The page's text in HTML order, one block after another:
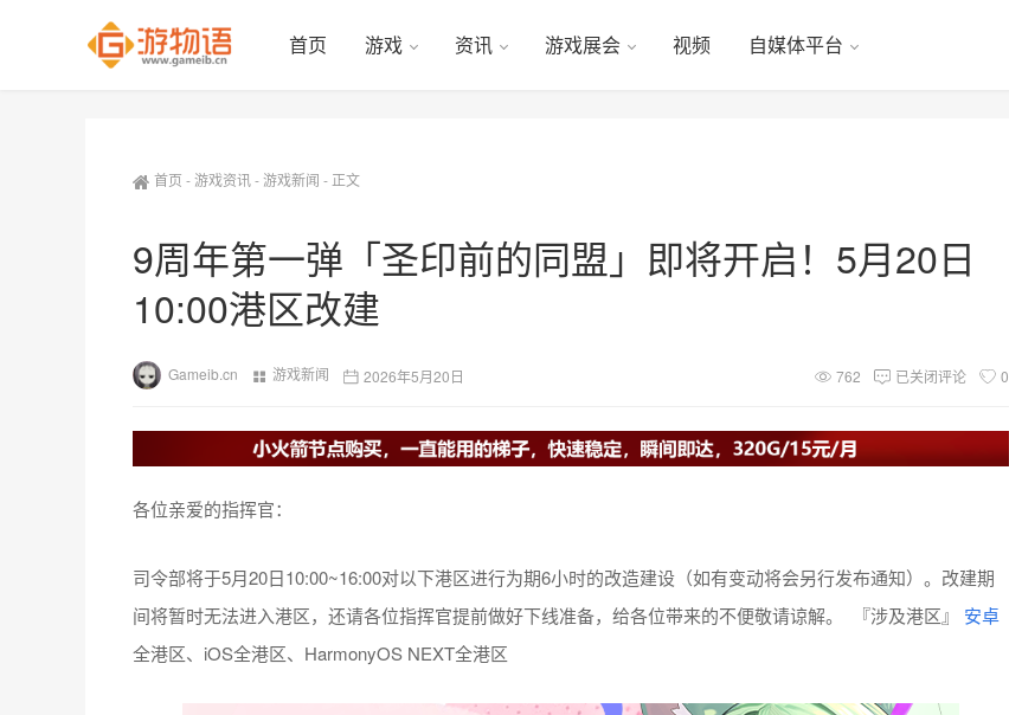
首页 游戏 资讯 游戏展会 视频 自媒体平台
首页 -游戏资讯-游戏新闻 - 正文
9周年第一弹「圣印前的同盟」即将开启！5月20日
10:00港区改建
Gameib.cn 游戏新闻 2026年5月20日 762 已关闭评论 0
各位亲爱的指挥官：
司令部将于5月20日10:00~16:00对以下港区进行为期6小时的改造建设（如有变动将会另行发布通知）。改建期
间将暂时无法进入港区，还请各位指挥官提前做好下线准备，给各位带来的不便敬请谅解。 『涉及港区』 安卓
全港区、iOS全港区、HarmonyOS NEXT全港区